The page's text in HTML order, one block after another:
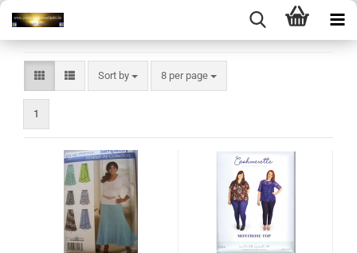
Sort by
Sort by 8 per page
per page
1